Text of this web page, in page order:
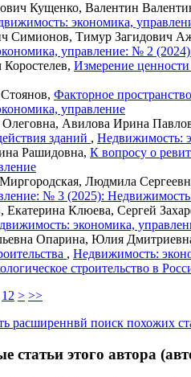
Кущенко, Валентин
экономика,
Симионов, Тимур Загидович
управление: № 2
Измерение ценности
Факторное
управление
Авилова Ирина
зданий , Недвижимость:
Рашидовна, К вопросу о
Людмила
№ 3 (2025):
Екатерина Клюева, Сергей
экономика,
Опарина, Юлия
, Недвижимость:
строительство в
12 > >>
расширеннвй поиск похожих
статьи этого автора